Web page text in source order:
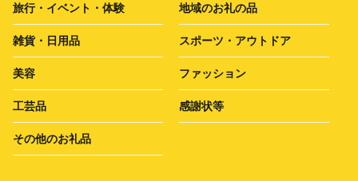
旅行・イベント・体験 地域のお礼の品
雑貨・日用品 スポーツ・アウトドア
美容 ファッション
工芸品 感謝状等
その他のお礼品